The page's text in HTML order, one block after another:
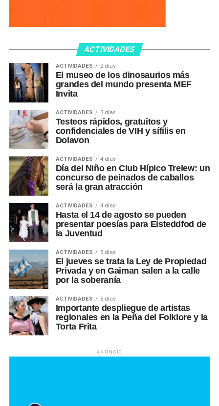
ACTIVIDADES
ACTIVIDADES 2 días
El museo de los dinosaurios más
grandes del mundo presenta MEF
Invita
ACTIVIDADES 3 días
Testeos rápidos, gratuitos y
confidenciales de VIH y sífilis en
Dolavon
ACTIVIDADES 4 días
Día del Niño en Club Hípico Trelew: un
concurso de peinados de caballos
será la gran atracción
ACTIVIDADES 4 días
Hasta el 14 de agosto se pueden
presentar poesías para Eisteddfod de
la Juventud
ACTIVIDADES 5 días
El jueves se trata la Ley de Propiedad
Privada y en Gaiman salen a la calle
por la soberanía
ACTIVIDADES 5 días
Importante despliegue de artistas
regionales en la Peña del Folklore y la
Torta Frita
ANUNCIO